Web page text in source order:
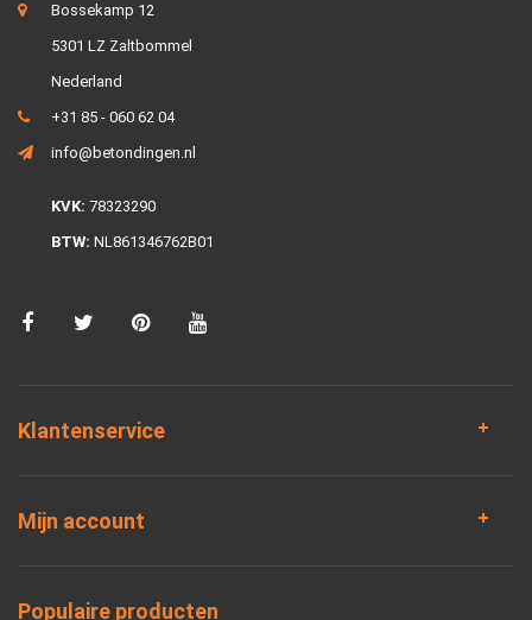
Bossekamp 12
5301 LZ Zaltbommel
Nederland
+31 85 - 060 62 04
info@betondingen.nl
KVK: 78323290
BTW: NL861346762B01
Klantenservice
Mijn account
Populaire producten